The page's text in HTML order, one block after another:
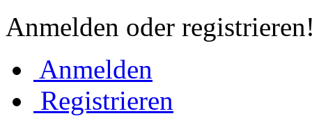
Anmelden oder
Anmelden
Registrieren